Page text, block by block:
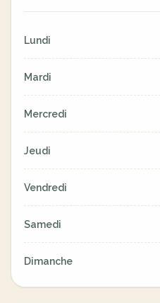
Lundi
Mardi
Mercredi
Jeudi
Vendredi
Samedi
Dimanche